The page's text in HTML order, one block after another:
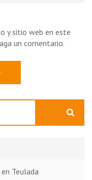
y sitio web en este
un comentario.
Teulada